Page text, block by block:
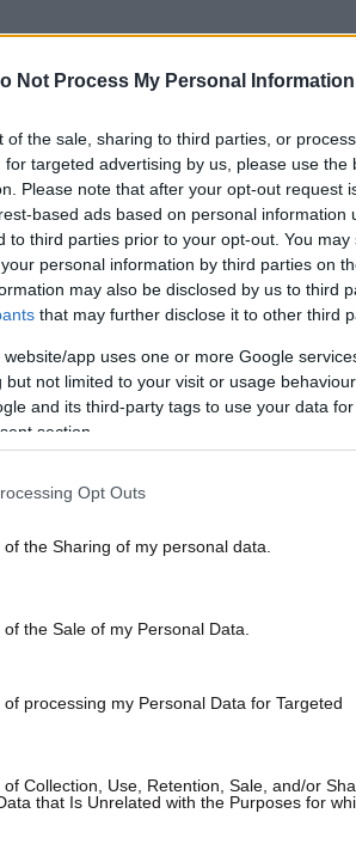
Not Process My Personal Information
of the sale, sharing to third parties, or
targeted advertising by us, please use the
Please note that after your opt-out request
based ads based on personal information
to third parties prior to your opt-out. You
personal information by third parties on
may also be disclosed by us to third
that may further disclose it to other third
app uses one or more Google
but not limited to your visit or usage
and its third-party tags to use your data
section.
Opt Outs
the Sharing of my personal data.
the Sale of my Personal Data.
processing my Personal Data for Targeted
Collection, Use, Retention, Sale, and/or
that Is Unrelated with the Purposes for
και τη συνεχή ταλαιπωρία κάθε
on Instagram